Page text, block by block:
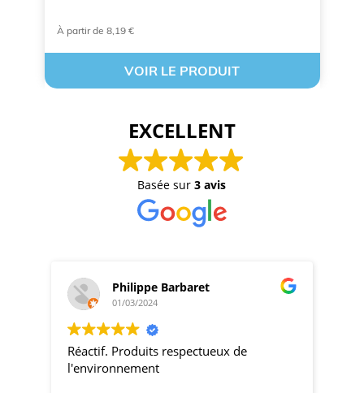
À partir de 8,19 €
VOIR LE PRODUIT
EXCELLENT
Basée sur3 avis
Philippe Barbaret
01/03/2024
Réactif. Produits respectueux de
l'environnement